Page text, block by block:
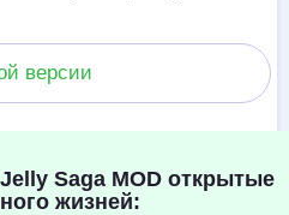
версии
Saga MOD открытые
жизней: